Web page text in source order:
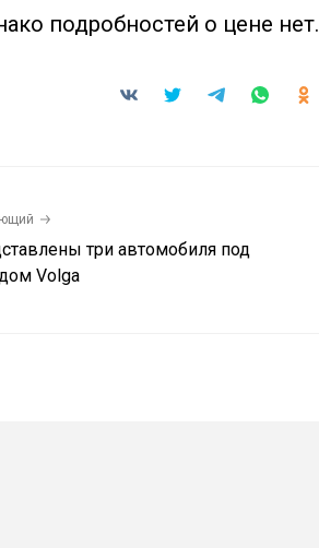
подробностей о цене нет.
три автомобиля под
Volga